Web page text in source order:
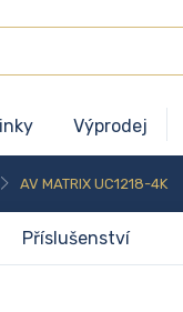
Výprodej
AV MATRIX UC1218-4K
Příslušenství